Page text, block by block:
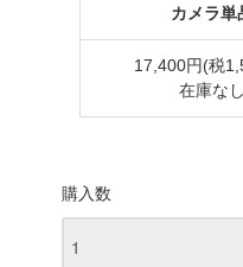
カメラ単
17,400円(税
在庫なし
購入数